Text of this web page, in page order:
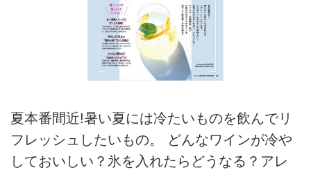
夏本番間近!暑い夏には冷たいものを飲んでリ
フレッシュしたいもの。 どんなワインが冷や
しておいしい？氷を入れたらどうなる？アレ